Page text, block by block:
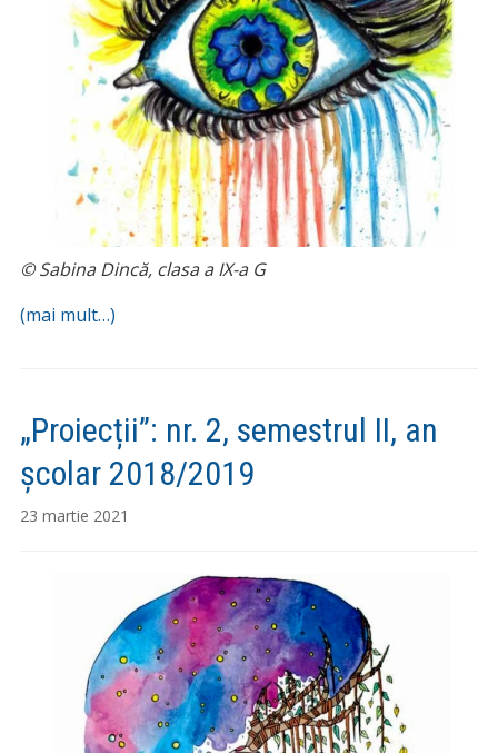
© Sabina Dincă, clasa a IX-a G
(mai mult…)
„Proiecții”: nr. 2, semestrul II, an
școlar 2018/2019
23 martie 2021